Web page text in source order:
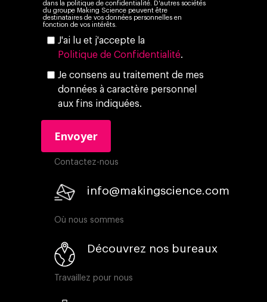
dans la politique de confidentialité. D'autres sociétés
du groupe Making Science peuvent être
destinataires de vos données personnelles en
fonction de vos intérêts.
J'ai lu et j'accepte la
Politique de Confidentialité.
Je consens au traitement de mes
données à caractère personnel
aux fins indiquées.
Contactez-nous
info@makingscience.com
Où nous sommes
Découvrez nos bureaux
Travaillez pour nous